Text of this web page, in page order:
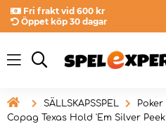
Fri frakt vid 600 kr
Öppet köp 30 dagar
 SÄLLSKAPSSPEL
Copag Texas Hold 'Em Silver